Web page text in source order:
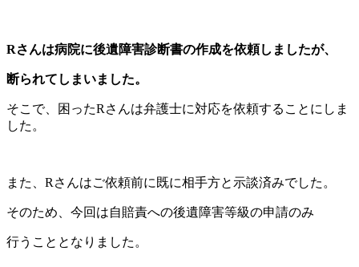
Rさんは病院に後遺障害診断書の作成を依頼しましたが、
断られてしまいました。
そこで、困ったRさんは弁護士に対応を依頼することにしま
した。
また、Rさんはご依頼前に既に相手方と示談済みでした。
そのため、今回は自賠責への後遺障害等級の申請のみ
行うこととなりました。